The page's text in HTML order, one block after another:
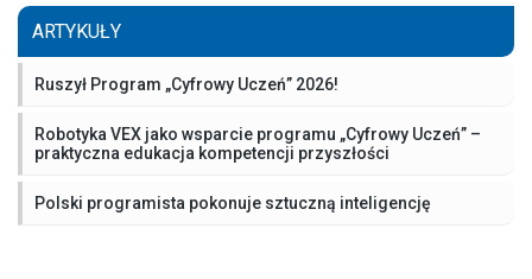
ARTYKUŁY
Ruszył Program „Cyfrowy Uczeń” 2026!
Robotyka VEX jako wsparcie programu „Cyfrowy Uczeń” –
praktyczna edukacja kompetencji przyszłości
Polski programista pokonuje sztuczną inteligencję